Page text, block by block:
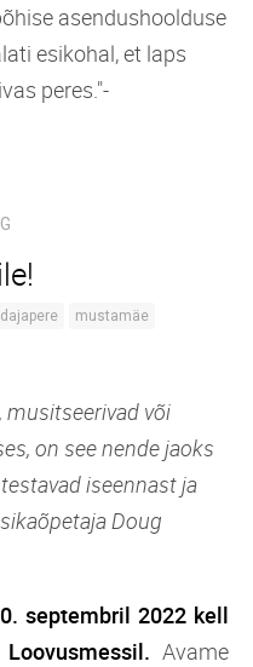
asendushoolduse
esikohal, et laps
peres."-
mustamäe
musitseerivad või
on see nende jaoks
iseennast ja
Doug
septembril 2022 kell
Avame